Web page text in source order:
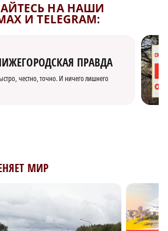
НА НАШИ
И TELEGRAM:
ПРАВДА
честно, точно. И ничего лишнего
МИР